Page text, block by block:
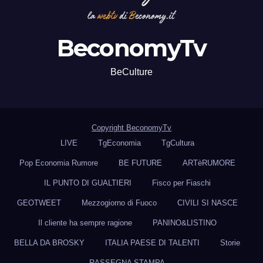
BeconomyTv
BeCulture
Copyright BeconomyTv
LIVE
TgEconomia TgCultura
Pop Economia Rumore BE FUTURE ARTèRUMORE
IL PUNTO DI GUALTIERI Fisco per Fiaschi
GEOTWEET Mezzogiorno di Fuoco CIVILI SI NASCE
Il cliente ha sempre ragione PANINO&LISTINO
BELLA DA BROSKY ITALIA PAESE DI TALENTI Storie